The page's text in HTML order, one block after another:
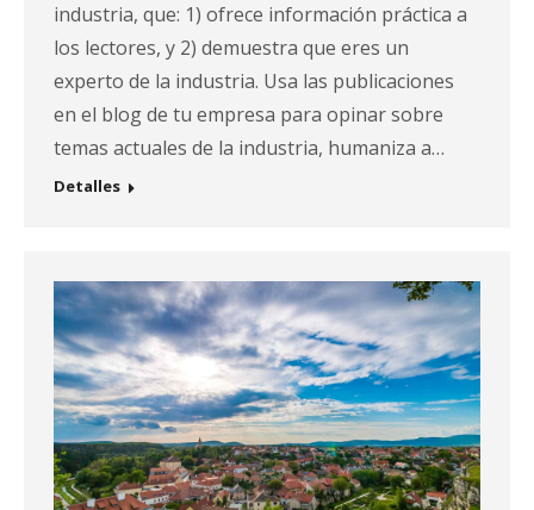
industria, que: 1) ofrece información práctica a
los lectores, y 2) demuestra que eres un
experto de la industria. Usa las publicaciones
en el blog de tu empresa para opinar sobre
temas actuales de la industria, humaniza a…
Detalles